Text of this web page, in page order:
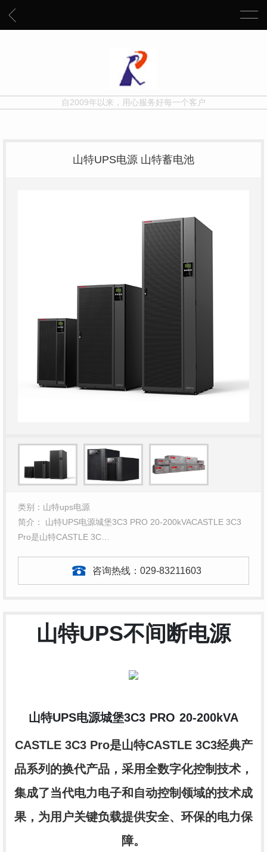
自2009年以来，用心服务好每一个客户
山特UPS电源 山特蓄电池
类别：山特ups电源
简介： 山特UPS电源城堡3C3 PRO 20-200kVACASTLE 3C3
Pro是山特CASTLE 3C…
咨询热线： 029-83211603
山特UPS不间断电源
山特UPS电源城堡3C3 PRO 20-200kVA
CASTLE 3C3 Pro是山特CASTLE 3C3经典产
品系列的换代产品，采用全数字化控制技术，
集成了当代电力电子和自动控制领域的技术成
果，为用户关键负载提供安全、环保的电力保
障。